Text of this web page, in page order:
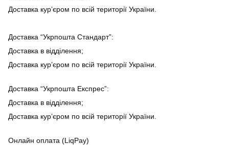
Доставка кур’єром по всій території України.
Доставка “Укрпошта Стандарт”:
Доставка в відділення;
Доставка кур’єром по всій території України.
Доставка “Укрпошта Експрес”:
Доставка в відділення;
Доставка кур’єром по всій території України.
Онлайн оплата (LiqPay)